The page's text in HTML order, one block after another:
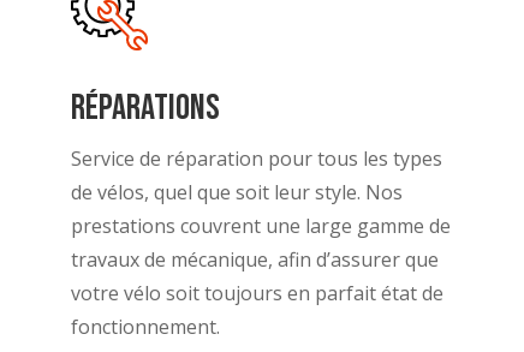
Réparations
Service de réparation pour tous les types
de vélos, quel que soit leur style. Nos
prestations couvrent une large gamme de
travaux de mécanique, afin d’assurer que
votre vélo soit toujours en parfait état de
fonctionnement.